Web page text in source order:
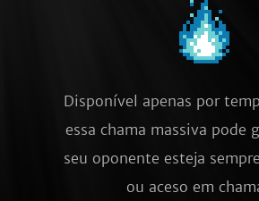
Disponível apenas por
essa chama massiva pode
seu oponente esteja
ou aceso em